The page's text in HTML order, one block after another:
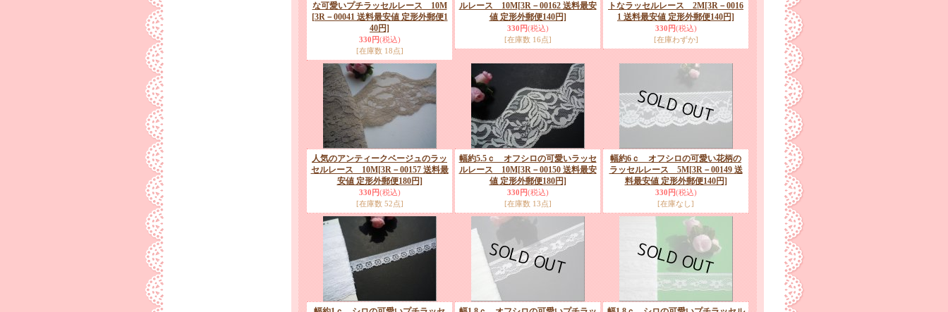
な可愛いプチラッセルレース 10M
[3R－00041 送料最安値 定形外郵便1
40円]
330円(税込)
[在庫数 18点]
ルレース 10M[3R－00162 送料最安
値 定形外郵便140円]
330円(税込)
[在庫数 16点]
トなラッセルレース 2M[3R－0016
1 送料最安値 定形外郵便140円]
330円(税込)
[在庫わずか]
人気のアンティークベージュのラッ
セルレース 10M[3R－00157 送料最
安値 定形外郵便180円]
330円(税込)
[在庫数 52点]
幅約5.5ｃ オフシロの可愛いラッセ
ルレース 10M[3R－00150 送料最安
値 定形外郵便180円]
330円(税込)
[在庫数 13点]
幅約6ｃ オフシロの可愛い花柄の
ラッセルレース 5M[3R－00149 送
料最安値 定形外郵便140円]
330円(税込)
[在庫なし]